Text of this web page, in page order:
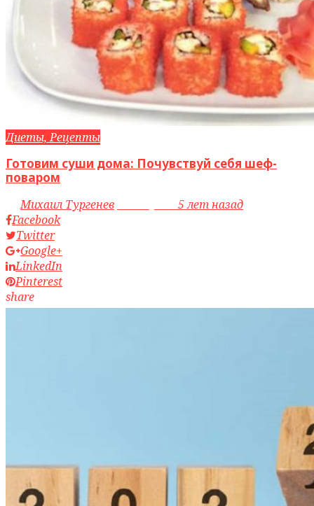
Диеты, Рецепты
Готовим суши дома: Почувствуй себя шеф-
поваром
byМихаил Тургенев
5 лет назад
Facebook
Twitter
Google+
LinkedIn
Pinterest
share